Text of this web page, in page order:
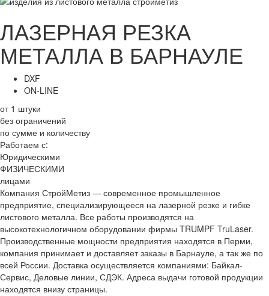
ЛАЗЕРНАЯ РЕЗКА
МЕТАЛЛА В БАРНАУЛЕ
DXF
ON-LINE
от 1 штуки
без ограничений
по сумме и количеству
Работаем с:
Юридическими
ФИЗИЧЕСКИМИ
лицами
Компания СтройМетиз — современное промышленное
предприятие, специализирующееся на лазерной резке и гибке
листового металла. Все работы производятся на
высокотехнологичном оборудовании фирмы TRUMPF TruLaser.
Производственные мощности предприятия находятся в Перми,
компания принимает и доставляет заказы в Барнауле, а так же по
всей России. Доставка осуществляется компаниями: Байкал-
Сервис, Деловые линии, СДЭК. Адреса выдачи готовой продукции
находятся внизу страницы.